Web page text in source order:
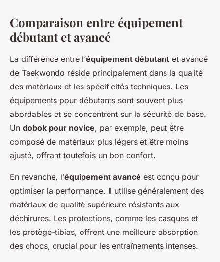
Comparaison entre équipement
débutant et avancé
La différence entre l’équipement débutant et avancé
de Taekwondo réside principalement dans la qualité
des matériaux et les spécificités techniques. Les
équipements pour débutants sont souvent plus
abordables et se concentrent sur la sécurité de base.
Un dobok pour novice, par exemple, peut être
composé de matériaux plus légers et être moins
ajusté, offrant toutefois un bon confort.
En revanche, l’équipement avancé est conçu pour
optimiser la performance. Il utilise généralement des
matériaux de qualité supérieure résistants aux
déchirures. Les protections, comme les casques et
les protège-tibias, offrent une meilleure absorption
des chocs, crucial pour les entraînements intenses.